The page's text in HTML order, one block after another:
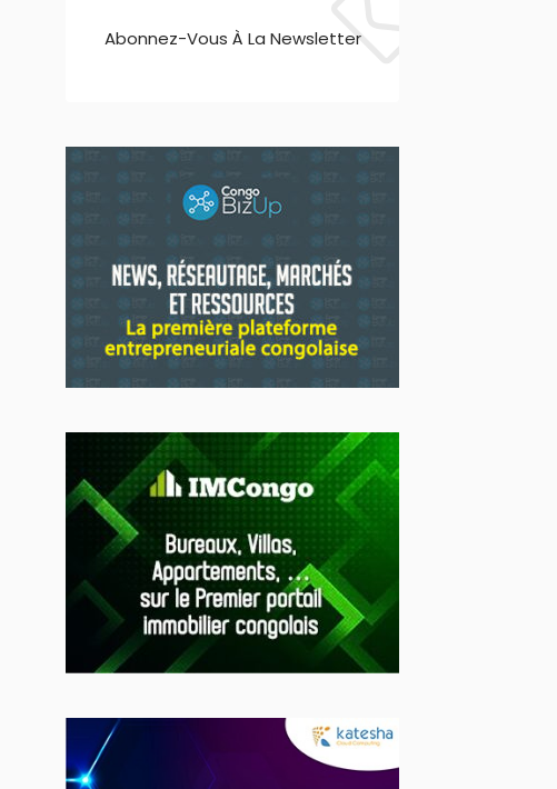
Abonnez-Vous À La Newsletter